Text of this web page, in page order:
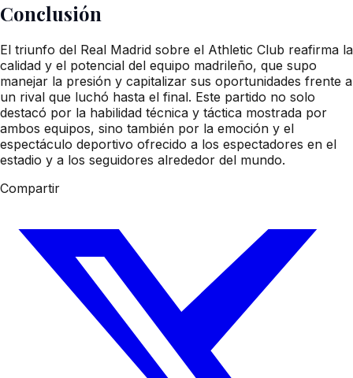
Conclusión
El triunfo del Real Madrid sobre el Athletic Club reafirma la
calidad y el potencial del equipo madrileño, que supo
manejar la presión y capitalizar sus oportunidades frente a
un rival que luchó hasta el final. Este partido no solo
destacó por la habilidad técnica y táctica mostrada por
ambos equipos, sino también por la emoción y el
espectáculo deportivo ofrecido a los espectadores en el
estadio y a los seguidores alrededor del mundo.
Compartir